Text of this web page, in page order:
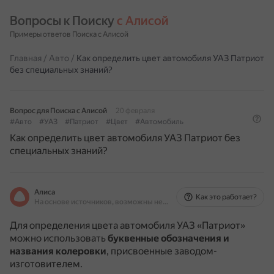
Вопросы к Поиску с Алисой
Примеры ответов Поиска с Алисой
Главная / Авто / Как определить цвет автомобиля УАЗ Патриот
без специальных знаний?
Вопрос для Поиска с Алисой
20 февраля
#Авто
#УАЗ #Патриот #Цвет #Автомобиль
Как определить цвет автомобиля УАЗ Патриот без
специальных знаний?
Алиса
На основе источников, возможны неточности
Как это работает?
Для определения цвета автомобиля УАЗ «Патриот»
можно использовать буквенные обозначения и
названия колеровки, присвоенные заводом-
изготовителем.